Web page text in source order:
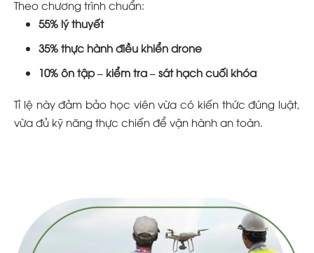
Theo chương trình chuẩn:
55% lý thuyết
35% thực hành điều khiển drone
10% ôn tập – kiểm tra – sát hạch cuối khóa
Tỉ lệ này đảm bảo học viên vừa có kiến thức đúng luật,
vừa đủ kỹ năng thực chiến để vận hành an toàn.